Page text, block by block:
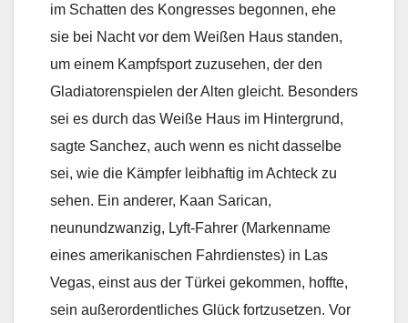
im Schatten des Kongresses begonnen, ehe
sie bei Nacht vor dem Weißen Haus standen,
um einem Kampfsport zuzusehen, der den
Gladiatorenspielen der Alten gleicht. Besonders
sei es durch das Weiße Haus im Hintergrund,
sagte Sanchez, auch wenn es nicht dasselbe
sei, wie die Kämpfer leibhaftig im Achteck zu
sehen. Ein anderer, Kaan Sarican,
neunundzwanzig, Lyft-Fahrer (Markenname
eines amerikanischen Fahrdienstes) in Las
Vegas, einst aus der Türkei gekommen, hoffte,
sein außerordentliches Glück fortzusetzen. Vor